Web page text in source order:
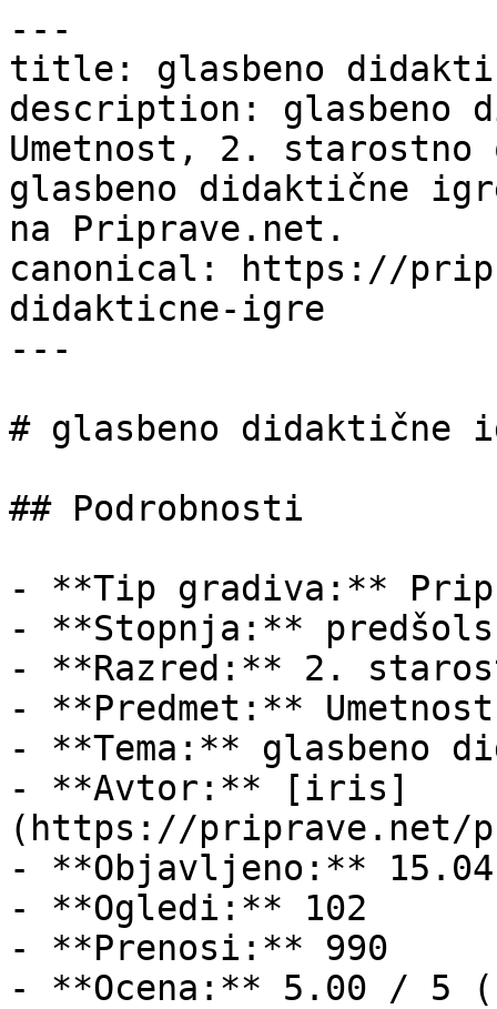
---
title: glasbeno
description: glasbeno
Umetnost, 2. starostno
glasbeno didaktične
na Priprave.net.
canonical: https://
didakticne-igre
---
# glasbeno didaktične
## Podrobnosti
- **Tip gradiva:**
- **Stopnja:**
- **Razred:** 2.
- **Predmet:** Umetnost
- **Tema:** glasbeno
- **Avtor:** [iris]
(https://
- **Objavljeno:**
- **Ogledi:** 102
- **Prenosi:** 990
- **Ocena:** 5.00 / 5